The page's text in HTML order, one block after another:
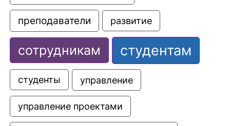
преподаватели развитие
сотрудникам студентам
студенты управление
управление проектами